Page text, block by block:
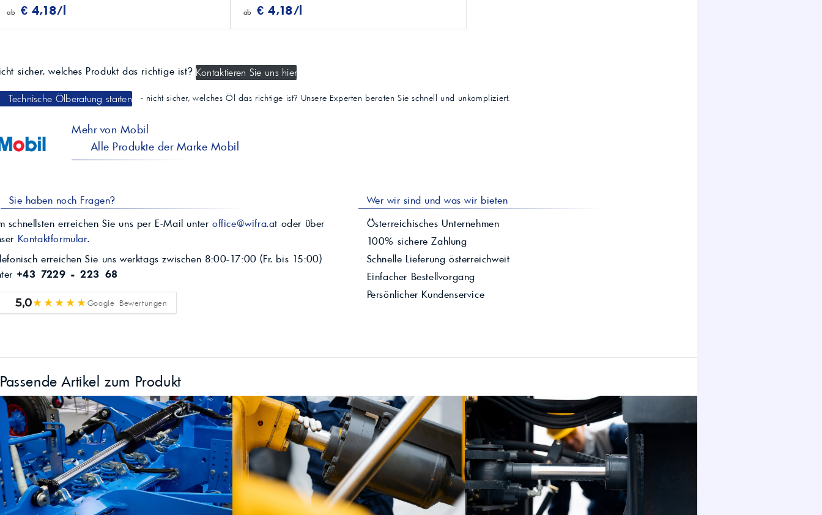
ab € 4,18/l ab € 4,18/l
sicher, welches Produkt das richtige ist? Kontaktieren Sie uns hier
Technische Ölberatung starten - nicht sicher, welches Öl das richtige ist? Unsere Experten beraten Sie schnell und unkompliziert.
Mehr von Mobil
Alle Produkte der Marke Mobil
Sie haben noch Fragen?
schnellsten erreichen Sie uns per E-Mail unteroffice@wifra.at oder über
Kontaktformular.
erreichen Sie uns werktags zwischen 8:00-17:00 (Fr. bis 15:00)
+43 7229 - 223 68
5,0★★★★★Google Bewertungen
Wer wir sind und was wir bieten
Österreichisches Unternehmen
100% sichere Zahlung
Schnelle Lieferung österreichweit
Einfacher Bestellvorgang
Persönlicher Kundenservice
Passende Artikel zum Produkt